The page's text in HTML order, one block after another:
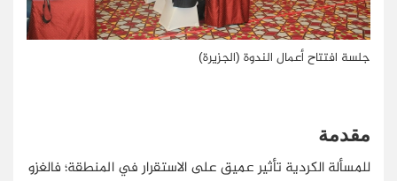
جلسة افتتاح أعمال الندوة (الجزيرة)
مقدمة
للمسألة الكردية تأثير عميق على الاستقرار في المنطقة؛ فالغزو